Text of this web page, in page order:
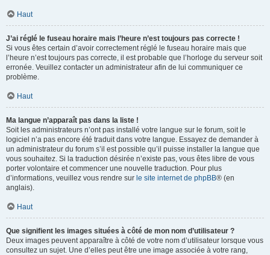
Haut
J’ai réglé le fuseau horaire mais l’heure n’est toujours pas correcte !
Si vous êtes certain d’avoir correctement réglé le fuseau horaire mais que
l’heure n’est toujours pas correcte, il est probable que l’horloge du serveur soit
erronée. Veuillez contacter un administrateur afin de lui communiquer ce
problème.
Haut
Ma langue n’apparaît pas dans la liste !
Soit les administrateurs n’ont pas installé votre langue sur le forum, soit le
logiciel n’a pas encore été traduit dans votre langue. Essayez de demander à
un administrateur du forum s’il est possible qu’il puisse installer la langue que
vous souhaitez. Si la traduction désirée n’existe pas, vous êtes libre de vous
porter volontaire et commencer une nouvelle traduction. Pour plus
d’informations, veuillez vous rendre sur le site internet de phpBB® (en
anglais).
Haut
Que signifient les images situées à côté de mon nom d’utilisateur ?
Deux images peuvent apparaître à côté de votre nom d’utilisateur lorsque vous
consultez un sujet. Une d’elles peut être une image associée à votre rang,